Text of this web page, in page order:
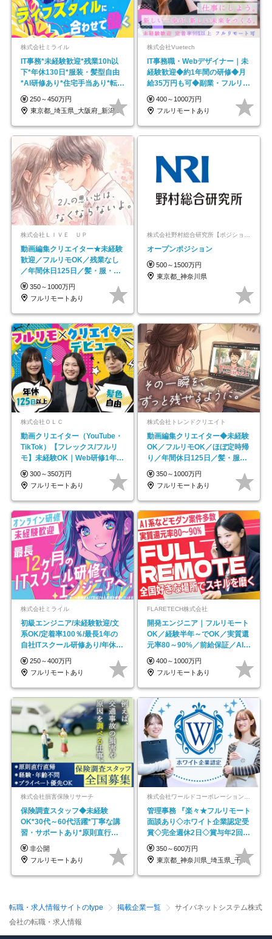
株式会社ミライル
IT事務*未経験歓迎*残業10h以
下*年休130日*服装・髪型自由
*AI研修あり*住宅手当あり*転勤
なし
250～450万円
東京都_埼玉県_大阪府_新潟県_福岡県
株式会社Vuetech
IT事務職・Webデザイナー｜未
経験歓迎◆約1年間の研修◆月
給35万円も可◆副業・フルリモ
ート可◆年休126日
400～1000万円
フルリモートあり
株式会社ＬＩＶＥ ＵＰ
動画編集クリエイター★未経験
歓迎／フルリモOK／残業なし
／年間休日125日／髪・服・ネ
イル自由／研修充実で安心
350～1000万円
フルリモートあり
オープンポジション
500～1500万円
東京都_神奈川県
株式会社ＯＬＣ
動画クリエイター（YouTube・
TikTok）【フレックス/フルリ
モ】未経験OK｜Web研修1年間
｜副業OK
300～350万円
フルリモートあり
株式会社トレンドクリエイト
動画編集クリエイター◆未経験
OK／フルリモOK／ほぼ定時帰
り／年間休日125日／髪・服・
ネイル自由／副業OK
350～1000万円
フルリモートあり
株式会社ミライル
初級エンジニア/未経験歓迎/文
系OK/定着率100％/最長1年の
自社ITスクール研修あり/年休
130日
250～400万円
フルリモートあり
FLARETECH株式会社
開発エンジニア｜フルリモート
OK／経験半年～でOK／実質還
元率80～90%／前給保証／AI系
など最先端案件多数
400～1000万円
フルリモートあり
株式会社損害保険リサーチ
保険調査スタッフ◆未経験
OK*30代～60代活躍*丁寧な講
習・サポートあり*原則直行直
帰／全国募集・業務委託
非公開
フルリモートあり
管理事務 『楽々★フルリモート
面談あり◇ホワイト企業認定受
賞◇完全週休2日◇賞与年2回
/p13
350～600万円
東京都_神奈川県_埼玉県_千葉県_大阪府…
転職・求人情報サイトのtype 掲載企業一覧
サイバネットシステム株式
会社の転職・求人情報